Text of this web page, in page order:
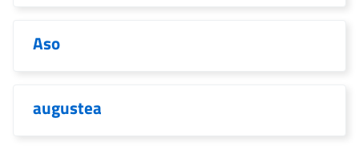
Aso
augustea